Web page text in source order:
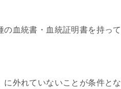
血統書・血統証明書を持って
外れていないことが条件とな